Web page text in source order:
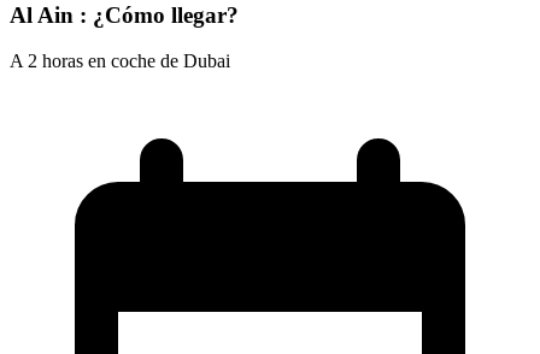
Al Ain : ¿Cómo llegar?
A 2 horas en coche de Dubai